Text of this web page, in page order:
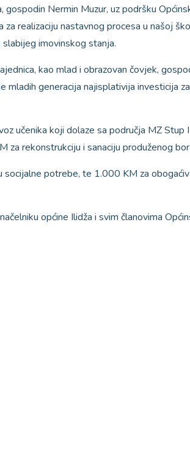
Nermin Muzur, uz podršku
realizaciju nastavnog procesa u našoj
imovinskog stanja.
kao mlad i obrazovan čovjek,
mladih generacija najisplativija investicija za
učenika koji dolaze sa područja MZ Stup
za rekonstrukciju i sanaciju produženog
potrebe, te 1.000 KM za
općine Ilidža i svim članovima